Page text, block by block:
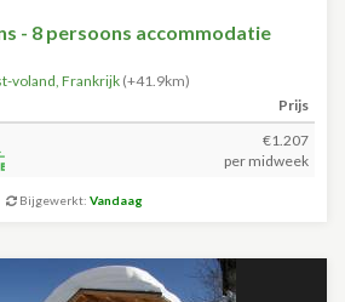
- 8 persoons accommodatie
voland, Frankrijk (+41.9km)
Prijs
€1.207
per midweek
Bijgewerkt: Vandaag